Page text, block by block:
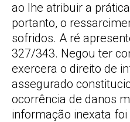
ao lhe atribuir a
portanto, o
sofridos. A ré
327/343. Negou ter
exercera o direito de
assegurado
ocorrência de danos
informação inexata